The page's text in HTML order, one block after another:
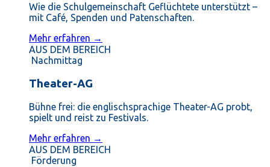
Wie die Schulgemeinschaft Geflüchtete unterstützt –
mit Café, Spenden und Patenschaften.
Mehr erfahren →
AUS DEM BEREICH
Nachmittag
Theater-AG
Bühne frei: die englischsprachige Theater-AG probt,
spielt und reist zu Festivals.
Mehr erfahren →
AUS DEM BEREICH
Förderung